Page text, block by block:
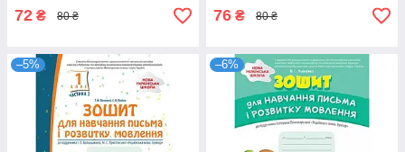
72 ₴ 80 ₴ 76 ₴ 80 ₴
–5% –6%